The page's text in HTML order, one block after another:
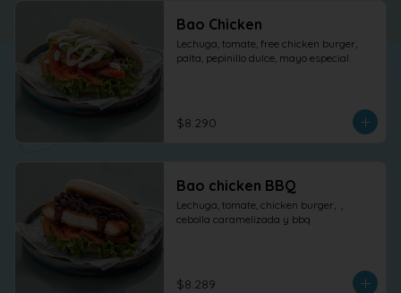
Bao Chicken
Lechuga, tomate, free chicken burger,
palta, pepinillo dulce, mayo especial.
$8.290
Bao chicken BBQ
Lechuga, tomate, chicken burger,  ,
cebolla caramelizada y bbq
$8.289